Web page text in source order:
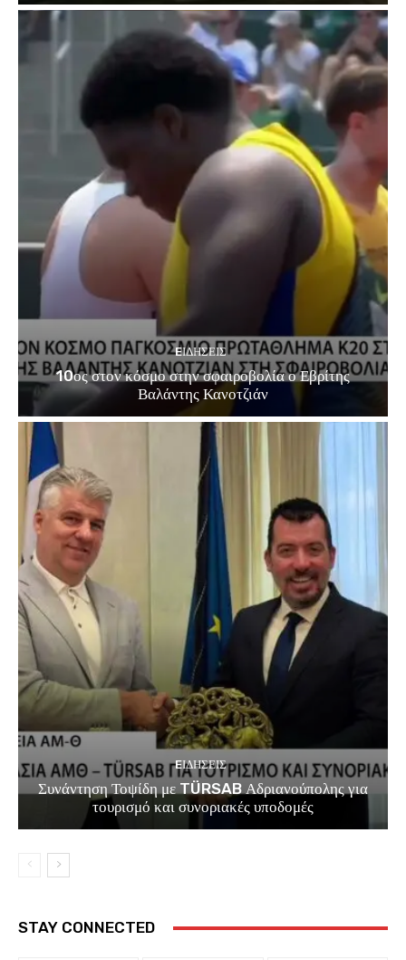
EΙΔΗΣΕΙΣ
10ος στον κόσμο στην σφαιροβολία ο Εβρίτης
Βαλάντης Κανοτζιάν
EΙΔΗΣΕΙΣ
Συνάντηση Τοψίδη με TÜRSAB Αδριανούπολης για
τουρισμό και συνοριακές υποδομές
STAY CONNECTED